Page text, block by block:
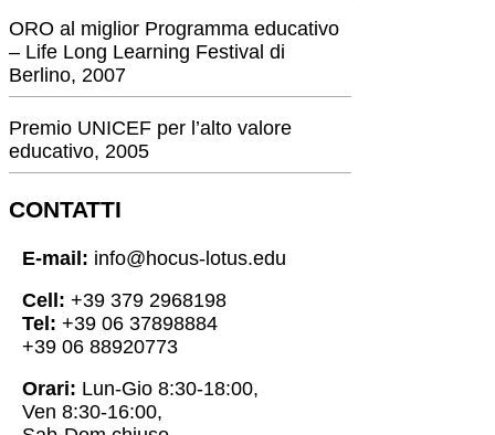
ORO al miglior Programma educativo
– Life Long Learning Festival di
Berlino, 2007
Premio UNICEF per l’alto valore
educativo, 2005
CONTATTI
E-mail: info@hocus-lotus.edu
Cell: +39 379 2968198
Tel: +39 06 37898884
+39 06 88920773
Orari: Lun-Gio 8:30-18:00,
Ven 8:30-16:00,